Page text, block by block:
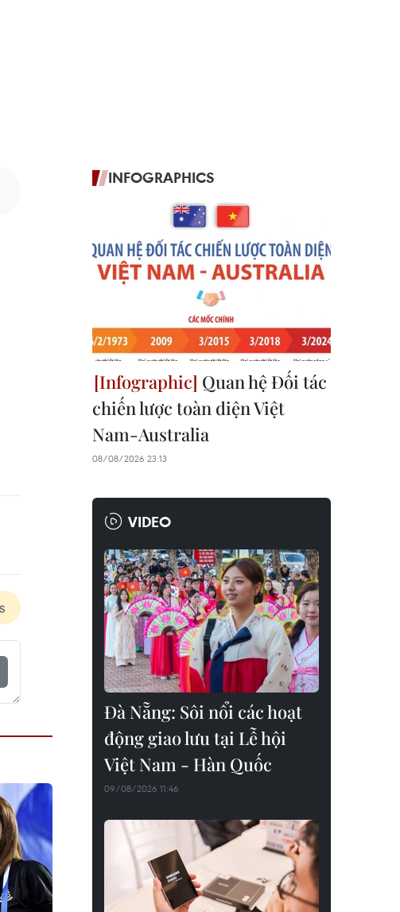
INFOGRAPHICS
Quan hệ Đối tác
chiến lược toàn diện Việt
Nam-Australia
08/08/2026 23:13
VIDEO
Đà Nẵng: Sôi nổi các hoạt
động giao lưu tại Lễ hội
Việt Nam - Hàn Quốc
09/08/2026 11:46